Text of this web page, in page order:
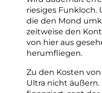
riesiges Funkloch.
die den Mond
zeitweise den
von hier aus
herumfliegen.
Zu den Kosten
Ultra nicht äußern.